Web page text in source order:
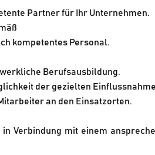
Partner für Ihr Unternehmen.
kompetentes Personal.
Berufsausbildung.
der gezielten
an den Einsatzorten.
Verbindung mit einem